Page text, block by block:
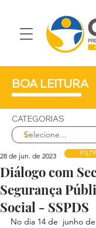
BOA LEITURA
Diálogo com
Segurança
Social - SSPDS
28 de jun. de 2023
No dia 14 de  junho de
CATEGORIAS